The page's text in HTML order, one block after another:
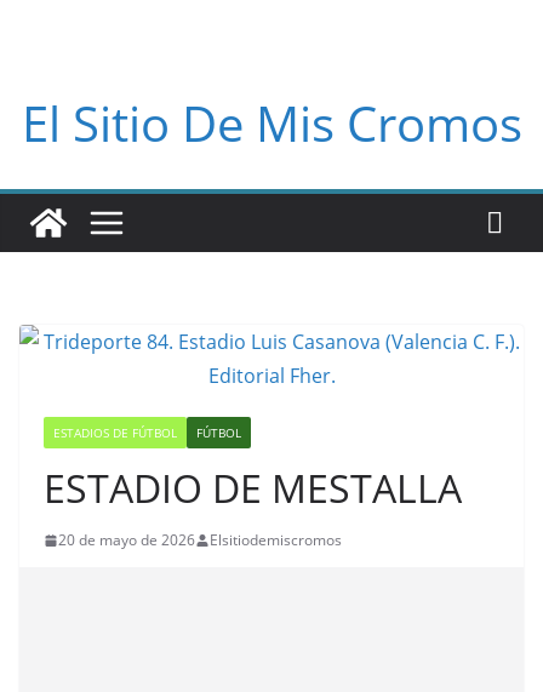
El Sitio De Mis Cromos
ESTADIOS DE FÚTBOL FÚTBOL
ESTADIO DE MESTALLA
20 de mayo de 2026 Elsitiodemiscromos